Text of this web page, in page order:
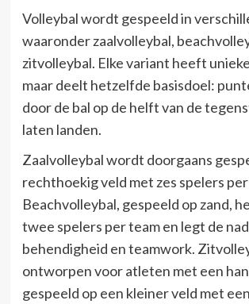
Volleybal wordt gespeeld in
waaronder zaalvolleybal,
zitvolleybal. Elke variant heeft
maar deelt hetzelfde basisdoel:
door de bal op de helft van de
laten landen.
Zaalvolleybal wordt doorgaans
rechthoekig veld met zes spelers
Beachvolleybal, gespeeld op zand,
twee spelers per team en legt de
behendigheid en teamwork.
ontworpen voor atleten met een
gespeeld op een kleiner veld met